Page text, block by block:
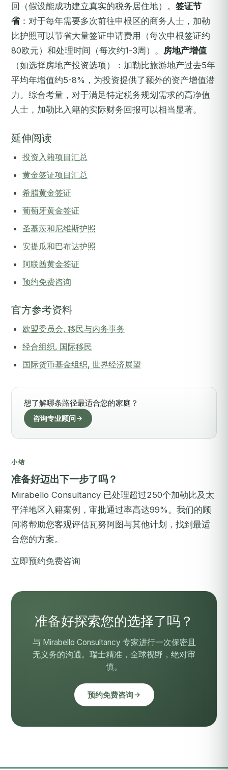
回（假设能成功建立真实的税务居住地）。 签证节
省：对于每年需要多次前往申根区的商务人士，加勒
比护照可以节省大量签证申请费用（每次申根签证约
80欧元）和处理时间（每次约1-3周）。 房地产增值
（如选择房地产投资选项）：加勒比旅游地产过去5年
平均年增值约5-8%，为投资提供了额外的资产增值潜
力。综合考量，对于满足特定税务规划需求的高净值
人士，加勒比入籍的实际财务回报可以相当显著。
延伸阅读
投资入籍项目汇总
黄金签证项目汇总
希腊黄金签证
葡萄牙黄金签证
圣基茨和尼维斯护照
安提瓜和巴布达护照
阿联酋黄金签证
预约免费咨询
官方参考资料
欧盟委员会, 移民与内务事务
经合组织, 国际移民
国际货币基金组织, 世界经济展望
想了解哪条路径最适合您的家庭？
咨询专业顾问
小结
准备好迈出下一步了吗？
Mirabello Consultancy 已处理超过250个加勒比及太
平洋地区入籍案例，审批通过率高达99%。我们的顾
问将帮助您客观评估瓦努阿图与其他计划，找到最适
合您的方案。
立即预约免费咨询
准备好探索您的选择了吗？
与 Mirabello Consultancy 专家进行一次保密且
无义务的沟通。瑞士精准，全球视野，绝对审
慎。
预约免费咨询